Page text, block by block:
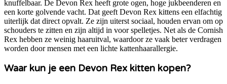
knuffelbaar. De Devon Rex heeft grote ogen, hoge jukbeenderen en
een korte golvende vacht. Dat geeft Devon Rex kittens een elfachtig
uiterlijk dat direct opvalt. Ze zijn uiterst sociaal, houden ervan om op
schouders te zitten en zijn altijd in voor spelletjes. Net als de Cornish
Rex hebben ze weinig haaruitval, waardoor ze vaak beter verdragen
worden door mensen met een lichte kattenhaarallergie.
Waar kun je een Devon Rex kitten kopen?